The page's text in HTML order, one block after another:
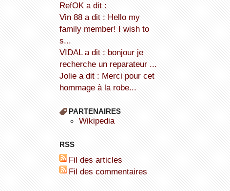
refOK a dit :
Vin 88 a dit : Hello my
family member! I wish to
s...
VIDAL a dit : bonjour je
recherche un reparateur ...
Jolie a dit : Merci pour cet
hommage à la robe...
PARTENAIRES
wikipedia
RSS
Fil des articles
Fil des commentaires